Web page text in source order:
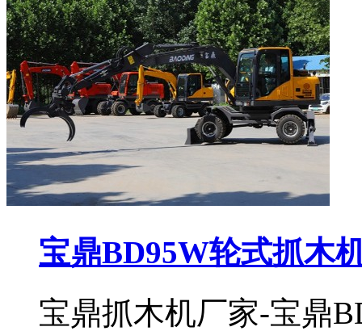
宝鼎BD95W轮式抓木
宝鼎抓木机厂家-宝鼎